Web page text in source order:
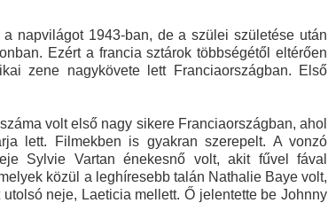
napvilágot 1943-ban, de a szülei születése után
Ezért a francia sztárok többségétől eltérően
zene nagykövete lett Franciaországban. Első
volt első nagy sikere Franciaországban, ahol
lett. Filmekben is gyakran szerepelt. A vonzó
Sylvie Vartan énekesnő volt, akit fűvel fával
közül a leghíresebb talán Nathalie Baye volt,
neje, Laeticia mellett. Ő jelentette be Johnny